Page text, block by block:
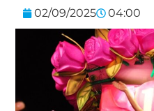
02/09/2025 04:00